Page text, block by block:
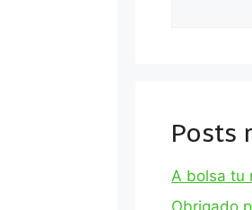
Posts
A bolsa tu
Obrigado